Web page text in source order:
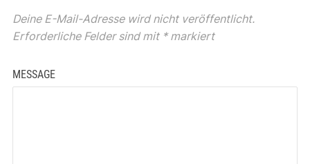
Deine E-Mail-Adresse wird nicht veröffentlicht.
Erforderliche Felder sind mit *markiert
MESSAGE